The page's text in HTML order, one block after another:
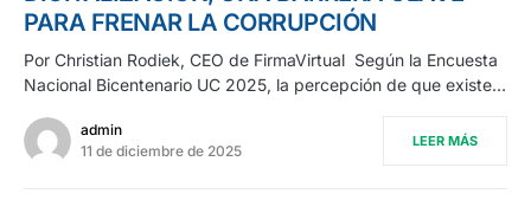
PARA FRENAR LA CORRUPCIÓN
Por Christian Rodiek, CEO de FirmaVirtual Según la Encuesta
Nacional Bicentenario UC 2025, la percepción de que existe…
admin
11 de diciembre de 2025
LEER MÁS